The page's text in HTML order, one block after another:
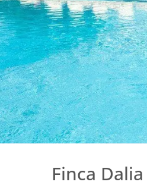
Finca Dalia